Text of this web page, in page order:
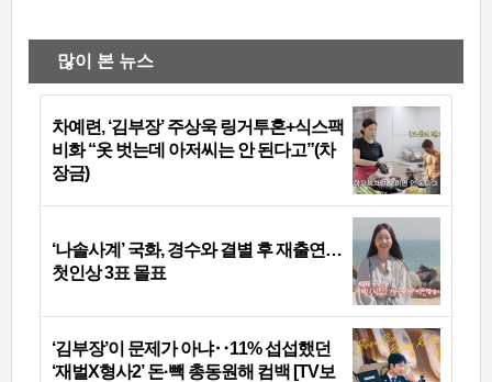
많이 본 뉴스
차예련, ‘김부장’ 주상욱 링거투혼+식스팩
비화 “옷 벗는데 아저씨는 안 된다고”(차
장금)
‘나솔사계’ 국화, 경수와 결별 후 재출연…
첫인상 3표 몰표
‘김부장’이 문제가 아냐‥11% 섭섭했던
‘재벌X형사2’ 돈·빽 총동원해 컴백 [TV보